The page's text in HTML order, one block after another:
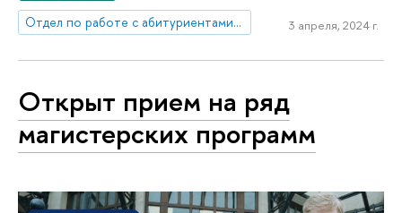
Отдел по работе с абитуриентами, выпускниками и работодателями
3 апреля, 2024 г.
Открыт прием на ряд
магистерских программ